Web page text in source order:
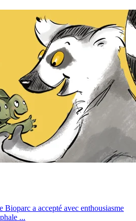
Bioparc a accepté avec enthousiasme
...